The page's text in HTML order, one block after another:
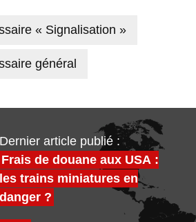
« Signalisation »
général
Dernier article publié :
Frais de douane aux USA :
les trains miniatures en
danger ?